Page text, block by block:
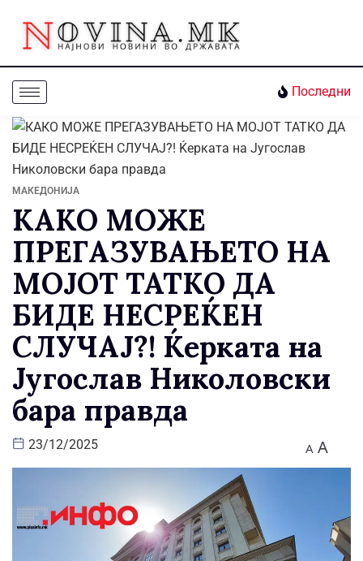
Последни
МАКЕДОНИЈА
КАКО МОЖЕ
ПРЕГАЗУВАЊЕТО НА
МОЈОТ ТАТКО ДА
БИДЕ НЕСРЕЌЕН
СЛУЧАЈ?! Ќерката на
Југослав Николовски
бара правда
23/12/2025 A A